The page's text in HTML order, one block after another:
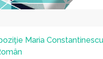
Maria